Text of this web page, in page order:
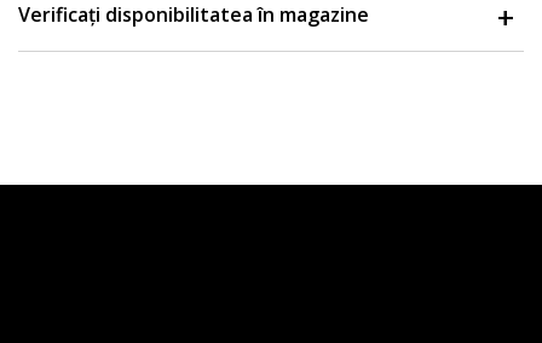
Verificați disponibilitatea în magazine